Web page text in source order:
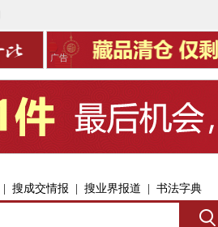
广告
| 搜成交情报 | 搜业界报道 | 书法字典